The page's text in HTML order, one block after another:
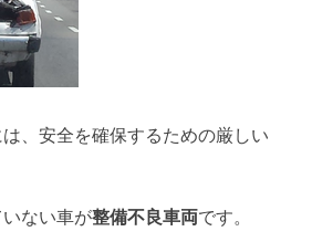
、安全を確保するための厳しい
ない車が整備不良車両です。